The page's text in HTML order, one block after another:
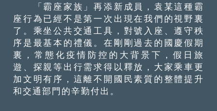
「霸座家族」再添新成員，袁某這種霸
座行為已經不是第一次出現在我們的視野裏
了。乘坐公共交通工具，對號入座、遵守秩
序是最基本的禮儀。在剛剛過去的國慶假期
裏，常態化疫情防控的大背景下，假日旅
遊、探親等出行需求得以釋放，大家乘車更
加文明有序，這離不開國民素質的整體提升
和交通部門的辛勤付出。